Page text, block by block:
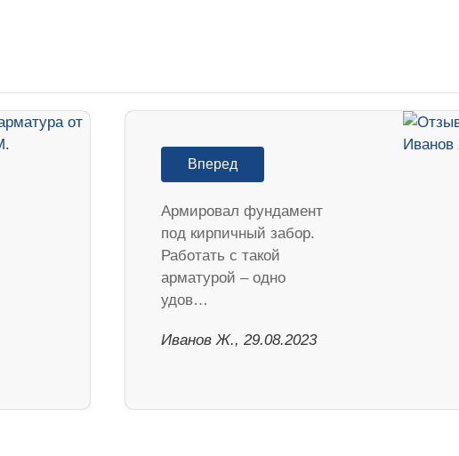
Вперед
Армировал фундамент
под кирпичный забор.
Работать с такой
арматурой – одно
удов…
Иванов Ж., 29.08.2023